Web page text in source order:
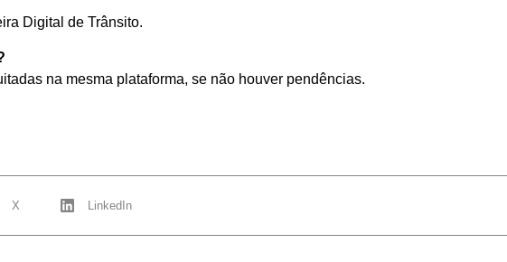
Digital de Trânsito.
na mesma plataforma, se não houver pendências.
X LinkedIn